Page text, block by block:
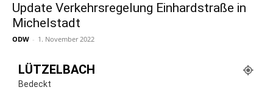
Update Verkehrsregelung Einhardstraße in
Michelstadt
ODW - 1. November 2022
LÜTZELBACH
Bedeckt